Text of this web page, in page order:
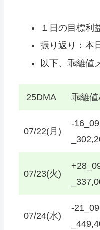
１日の目標
振り返り：本
以下、乖離値
25DMA 乖離
07/22(月)
-
07/23(火)
07/24(水)
-